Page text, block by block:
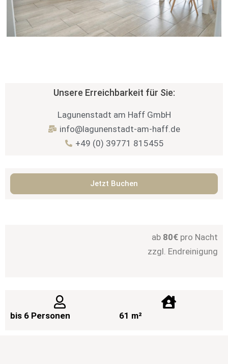
Unsere Erreichbarkeit für Sie:
Lagunenstadt am Haff GmbH
info@lagunenstadt-am-haff.de
+49 (0) 39771 815455
Jetzt Buchen
ab 80€ pro Nacht
zzgl. Endreinigung
bis 6 Personen 61 m²